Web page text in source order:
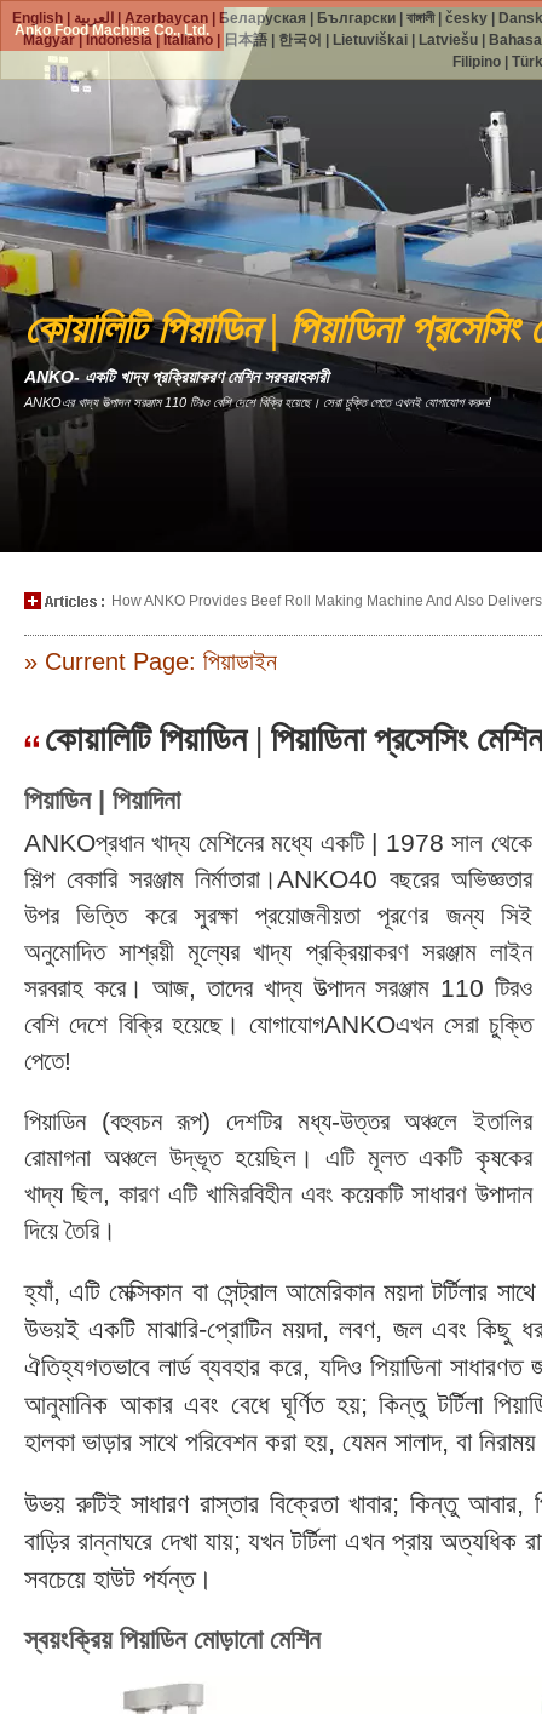
Anko Food Machine Co., Ltd.
কোয়ালিটি পিয়াডিন | পিয়াডিনা প্রসেসিং
ANKO- একটি খাদ্য প্রক্রিয়াকরণ মেশিন সরবরাহকারী
ANKOএর খাদ্য উত্পাদন সরঞ্জাম 110 টিরও বেশি দেশে বিক্রি হয়েছে। সেরা চুক্তি পেতে এখনই যোগাযোগ করুন!
How ANKO Provides Beef Roll Making Machine And Also
» Current Page: পিয়াডাইন
কোয়ালিটি পিয়াডিন | পিয়াডিনা প্রসেসিং
পিয়াডিন | পিয়াদিনা
ANKOপ্রধান খাদ্য মেশিনের মধ্যে একটি | 1978 সাল থেকে
শিল্প বেকারি সরঞ্জাম নির্মাতারা।ANKO40 বছরের অভিজ্ঞতার
উপর ভিত্তি করে সুরক্ষা প্রয়োজনীয়তা পূরণের জন্য সিই
অনুমোদিত সাশ্রয়ী মূল্যের খাদ্য প্রক্রিয়াকরণ সরঞ্জাম লাইন
সরবরাহ করে। আজ, তাদের খাদ্য উত্পাদন সরঞ্জাম 110 টিরও
বেশি দেশে বিক্রি হয়েছে। যোগাযোগANKOএখন সেরা চুক্তি
পেতে!
পিয়াডিন (বহুবচন রূপ) দেশটির মধ্য-উত্তর অঞ্চলে ইতালির
রোমাগনা অঞ্চলে উদ্ভূত হয়েছিল। এটি মূলত একটি কৃষকের
খাদ্য ছিল, কারণ এটি খামিরবিহীন এবং কয়েকটি সাধারণ উপাদান
দিয়ে তৈরি।
হ্যাঁ, এটি মেক্সিকান বা সেন্ট্রাল আমেরিকান ময়দা টর্টিলার
উভয়ই একটি মাঝারি-প্রোটিন ময়দা, লবণ, জল এবং কিছু
ঐতিহ্যগতভাবে লার্ড ব্যবহার করে, যদিও পিয়াডিনা
আনুমানিক আকার এবং বেধে ঘূর্ণিত হয়; কিন্তু টর্টিলা
হালকা ভাড়ার সাথে পরিবেশন করা হয়, যেমন সালাদ, বা
উভয় রুটিই সাধারণ রাস্তার বিক্রেতা খাবার; কিন্তু আবার,
বাড়ির রান্নাঘরে দেখা যায়; যখন টর্টিলা এখন প্রায় অত্যধিক
সবচেয়ে হাউট পর্যন্ত।
স্বয়ংক্রিয় পিয়াডিন মোড়ানো মেশিন
English العربية |Azərbaycan Беларуская Български |বাঙ্গালী|česky
Magyar|Indonesia| Italiano| 日本語| 한국어 Lietuviškai| Latviešu|
Filipino|